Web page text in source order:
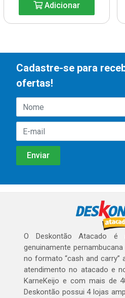
Adicionar
Cadastre-se para
ofertas!
O Deskontão Atacado é
genuinamente
no formato “cash and carry”
atendimento no atacado e
KarneKeijo e com mais de
Deskontão possui 4 lojas